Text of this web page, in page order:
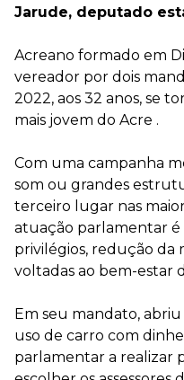
Jarude, deputado
Acreano formado em
vereador por dois
2022, aos 32 anos, se
mais jovem do Acre .
Com uma campanha
som ou grandes
terceiro lugar nas
atuação parlamentar
privilégios, redução da
voltadas ao bem-estar
Em seu mandato,
uso de carro com
parlamentar a realizar